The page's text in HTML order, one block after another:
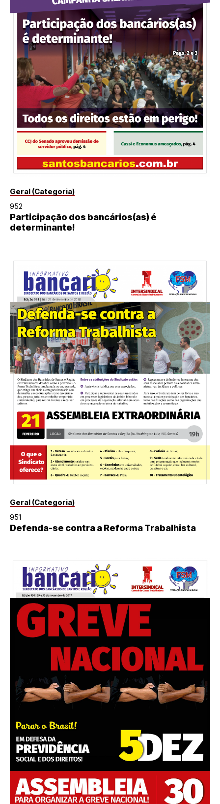
Geral (Categoria)
952
Participação dos bancários(as) é
determinante!
Geral (Categoria)
951
Defenda-se contra a Reforma Trabalhista